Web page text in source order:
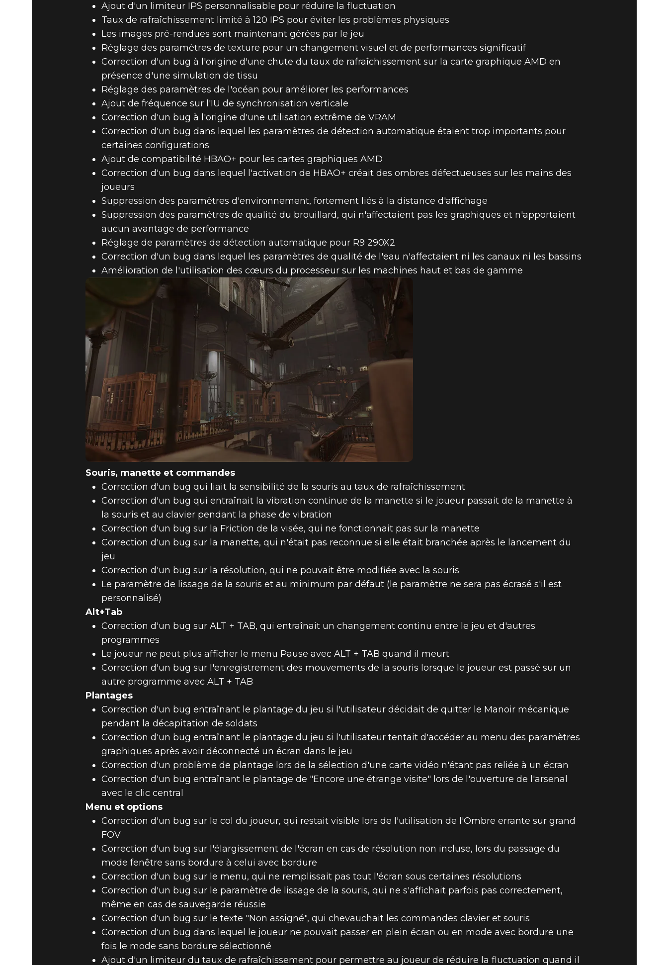
Ajout d'un limiteur IPS personnalisable pour réduire la fluctuation
Taux de rafraîchissement limité à 120 IPS pour éviter les problèmes physiques
Les images pré-rendues sont maintenant gérées par le jeu
Réglage des paramètres de texture pour un changement visuel et de performances significatif
Correction d'un bug à l'origine d'une chute du taux de rafraîchissement sur la carte graphique AMD en
présence d'une simulation de tissu
Réglage des paramètres de l'océan pour améliorer les performances
Ajout de fréquence sur l'IU de synchronisation verticale
Correction d'un bug à l'origine d'une utilisation extrême de VRAM
Correction d'un bug dans lequel les paramètres de détection automatique étaient trop importants pour
certaines configurations
Ajout de compatibilité HBAO+ pour les cartes graphiques AMD
Correction d'un bug dans lequel l'activation de HBAO+ créait des ombres défectueuses sur les mains des
joueurs
Suppression des paramètres d'environnement, fortement liés à la distance d'affichage
Suppression des paramètres de qualité du brouillard, qui n'affectaient pas les graphiques et n'apportaient
aucun avantage de performance
Réglage de paramètres de détection automatique pour R9 290X2
Correction d'un bug dans lequel les paramètres de qualité de l'eau n'affectaient ni les canaux ni les bassins
Amélioration de l'utilisation des cœurs du processeur sur les machines haut et bas de gamme
Souris, manette et commandes
Correction d'un bug qui liait la sensibilité de la souris au taux de rafraîchissement
Correction d'un bug qui entraînait la vibration continue de la manette si le joueur passait de la manette à
la souris et au clavier pendant la phase de vibration
Correction d'un bug sur la Friction de la visée, qui ne fonctionnait pas sur la manette
Correction d'un bug sur la manette, qui n'était pas reconnue si elle était branchée après le lancement du
jeu
Correction d'un bug sur la résolution, qui ne pouvait être modifiée avec la souris
Le paramètre de lissage de la souris et au minimum par défaut (le paramètre ne sera pas écrasé s'il est
personnalisé)
Alt+Tab
Correction d'un bug sur ALT + TAB, qui entraînait un changement continu entre le jeu et d'autres
programmes
Le joueur ne peut plus afficher le menu Pause avec ALT + TAB quand il meurt
Correction d'un bug sur l'enregistrement des mouvements de la souris lorsque le joueur est passé sur un
autre programme avec ALT + TAB
Plantages
Correction d'un bug entraînant le plantage du jeu si l'utilisateur décidait de quitter le Manoir mécanique
pendant la décapitation de soldats
Correction d'un bug entraînant le plantage du jeu si l'utilisateur tentait d'accéder au menu des paramètres
graphiques après avoir déconnecté un écran dans le jeu
Correction d'un problème de plantage lors de la sélection d'une carte vidéo n'étant pas reliée à un écran
Correction d'un bug entraînant le plantage de "Encore une étrange visite" lors de l'ouverture de l'arsenal
avec le clic central
Menu et options
Correction d'un bug sur le col du joueur, qui restait visible lors de l'utilisation de l'Ombre errante sur grand
FOV
Correction d'un bug sur l'élargissement de l'écran en cas de résolution non incluse, lors du passage du
mode fenêtre sans bordure à celui avec bordure
Correction d'un bug sur le menu, qui ne remplissait pas tout l'écran sous certaines résolutions
Correction d'un bug sur le paramètre de lissage de la souris, qui ne s'affichait parfois pas correctement,
même en cas de sauvegarde réussie
Correction d'un bug sur le texte "Non assigné", qui chevauchait les commandes clavier et souris
Correction d'un bug dans lequel le joueur ne pouvait passer en plein écran ou en mode avec bordure une
fois le mode sans bordure sélectionné
Ajout d'un limiteur du taux de rafraîchissement pour permettre au joueur de réduire la fluctuation quand il